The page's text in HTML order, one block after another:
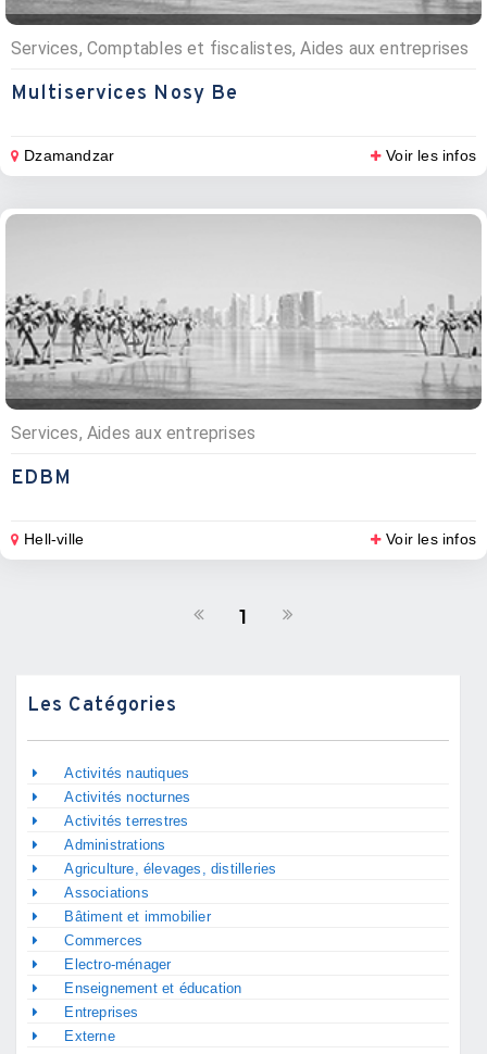
Services, Comptables et fiscalistes, Aides aux entreprises
Multiservices Nosy Be
Dzamandzar Voir les infos
Services, Aides aux entreprises
EDBM
Hell-ville Voir les infos
1
Les Catégories
Activités nautiques
Activités nocturnes
Activités terrestres
Administrations
Agriculture, élevages, distilleries
Associations
Bâtiment et immobilier
Commerces
Electro-ménager
Enseignement et éducation
Entreprises
Externe